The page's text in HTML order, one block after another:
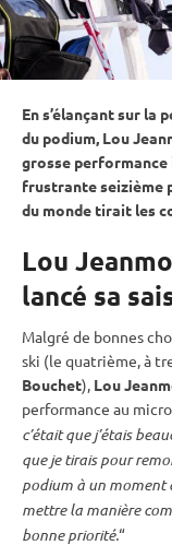
En s’élançant sur la
du podium, Lou
grosse performance
frustrante seizième
du monde tirait les
Lou
lancé sa
Malgré de bonnes
ski (le quatrième, à
Bouchet), Lou
performance au
c’était que j’étais
que je tirais pour
podium à un moment
mettre la manière
bonne priorité.“